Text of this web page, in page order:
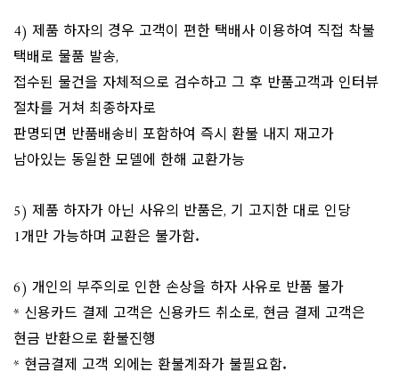
4) 제품 하자의 경우 고객이 편한 택배사 이용하여 직접 착불
택배로 물품 발송,
접수된 물건을 자체적으로 검수하고 그 후 반품고객과 인터뷰
절차를 거쳐 최종하자로
판명되면 반품배송비 포함하여 즉시 환불 내지 재고가
남아있는 동일한 모델에 한해 교환가능
5) 제품 하자가 아닌 사유의 반품은, 기 고지한 대로 인당
1개만 가능하며 교환은 불가함.
6) 개인의 부주의로 인한 손상을 하자 사유로 반품 불가
* 신용카드 결제 고객은 신용카드 취소로, 현금 결제 고객은
현금 반환으로 환불진행
* 현금결제 고객 외에는 환불계좌가 불필요함.